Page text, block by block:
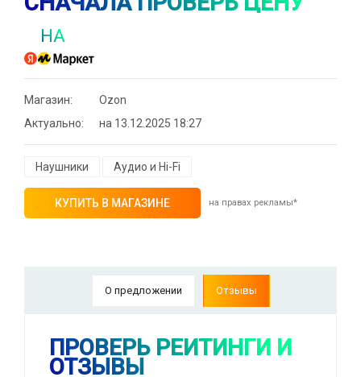
НА
Магазин:
Ozon
Актуально:
на 13.12.2025 18:27
Наушники Аудио и Hi-Fi
КУПИТЬ В МАГАЗИНЕ на правах рекламы*
О предложении Отзывы
ПРОВЕРЬ РЕЙТИНГИ И
ОТЗЫВЫ
системой Пэй (макс. скидка 4320₽,
индивидуально, возможно сработает не у